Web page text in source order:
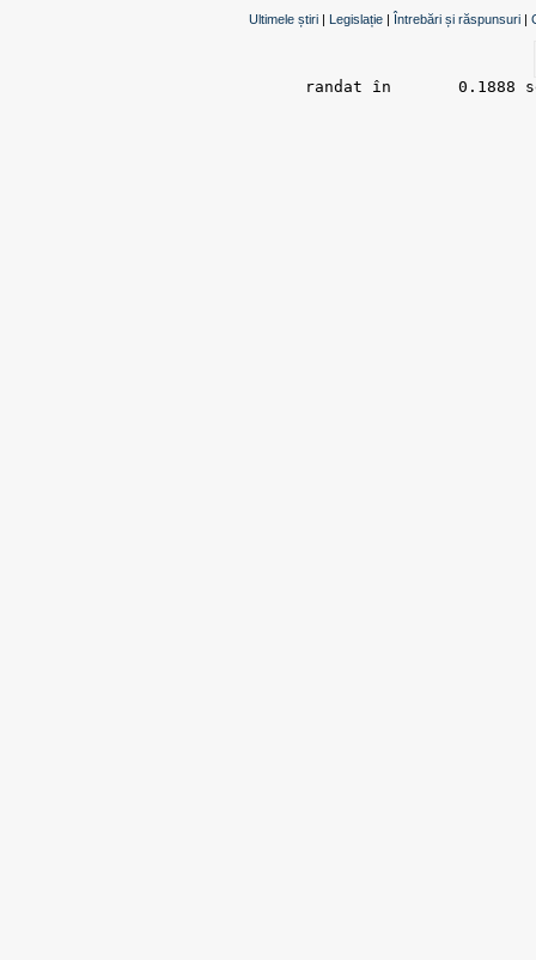
Ultimele știri | Legislație | Întrebări și răspunsuri |
randat în